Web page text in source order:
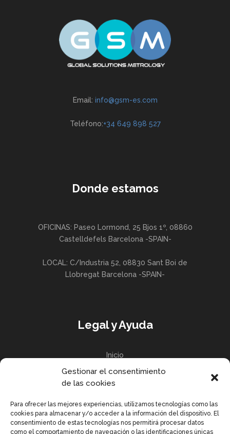
Gestionar el consentimiento
de las cookies
Para ofrecer las mejores experiencias, utilizamos tecnologías como las
cookies para almacenar y/o acceder a la información del dispositivo. El
consentimiento de estas tecnologías nos permitirá procesar datos
como el comportamiento de navegación o las identificaciones únicas
Email: info@gsm-es.com
Teléfono:+34 649 898 527
Donde estamos
OFICINAS: Paseo Lormond, 25 Bjos 1º, 08860
Castelldefels Barcelona -SPAIN-
LOCAL: C/Industria 52, 08830 Sant Boi de
Llobregat Barcelona -SPAIN-
Legal y Ayuda
Inicio
Política de privacidad